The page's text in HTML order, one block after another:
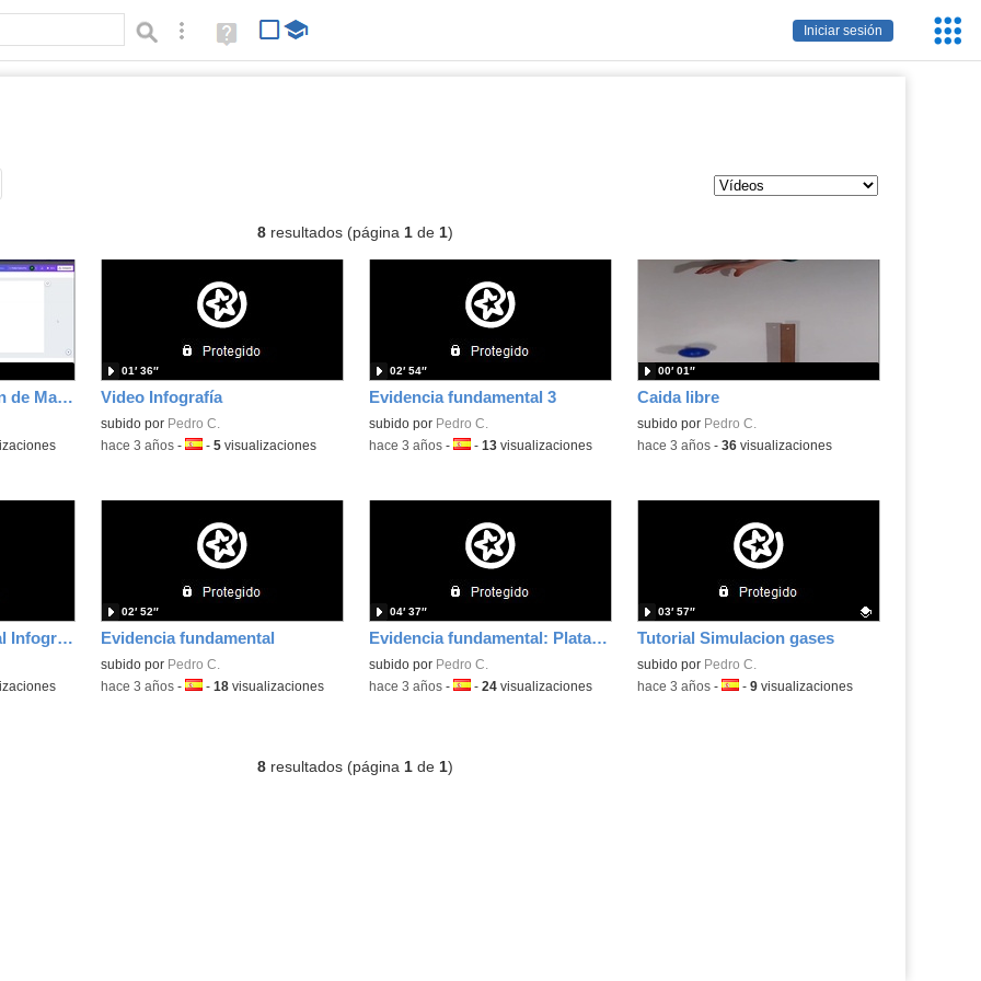
Iniciar sesión
Búsqueda avanzada
Ayuda
(en
8resultados (página 1de 1)
Seminario Elaboración de Materiales Digitales: Ocultar nombre de alumnos con Canva Video Infografía
subido por Pedro C.
01′ 36″
-hace 3 años- Idioma:
- 5visualizaciones
Evidencia fundamental 3
subido por Pedro C.
02′ 54″
-hace 3 años- Idioma:
- 13visualizaciones
Caida libre
subido por Pedro C.
00′ 01″
-hace 3 años- 36visualizaciones
Evidencia fundamental Infografía Evidencia fundamental
subido por Pedro C.
02′ 52″
-hace 3 años- Idioma:
- 18visualizaciones
Evidencia fundamental: Plataformas de gestión del aprendizaje
subido por Pedro C.
04′ 37″
-hace 3 años- Idioma:
- 24visualizaciones
Tutorial Simulacion gases
Contenido educativo.
subido por Pedro C.
03′ 57″
-hace 3 años- Idioma:
- 9visualizaciones
8resultados (página 1de 1)